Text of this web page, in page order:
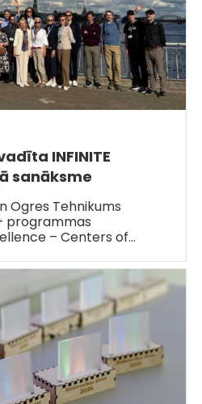
INFINITE
sanāksme
Ogres Tehnikums
programmas
– Centers of…